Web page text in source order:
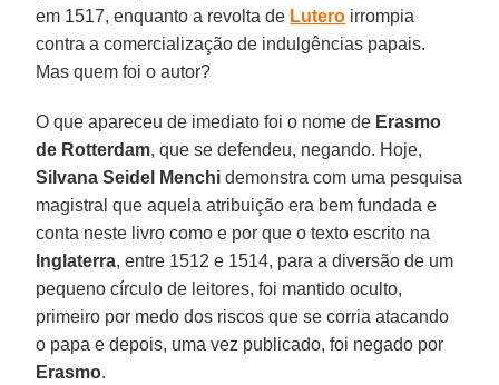
em 1517, enquanto a revolta de Lutero irrompia
contra a comercialização de indulgências papais.
Mas quem foi o autor?
O que apareceu de imediato foi o nome de Erasmo
de Rotterdam, que se defendeu, negando. Hoje,
Silvana Seidel Menchi demonstra com uma pesquisa
magistral que aquela atribuição era bem fundada e
conta neste livro como e por que o texto escrito na
Inglaterra, entre 1512 e 1514, para a diversão de um
pequeno círculo de leitores, foi mantido oculto,
primeiro por medo dos riscos que se corria atacando
o papa e depois, uma vez publicado, foi negado por
Erasmo.